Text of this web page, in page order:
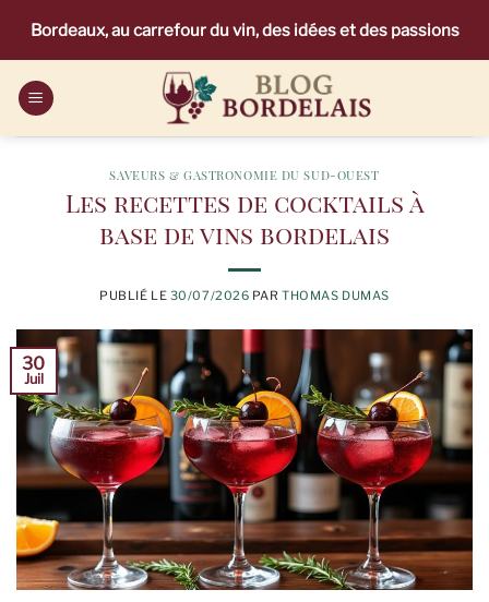
contenu
Bordeaux, au carrefour du vin, des idées et des passions
SAVEURS & GASTRONOMIE DU SUD-OUEST
Les recettes de cocktails à
base de vins bordelais
PUBLIÉ LE 30/07/2026 PARTHOMAS DUMAS
30
Juil